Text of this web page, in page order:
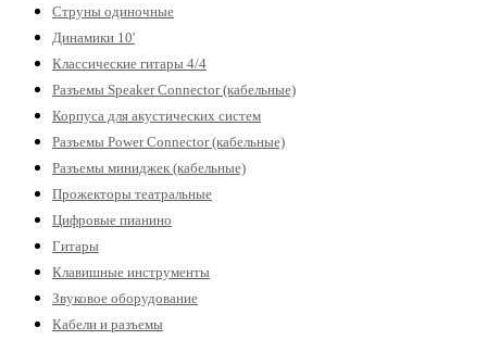
Струны одиночные
Динамики 10'
Классические гитары 4/4
Разъемы Speaker Connector (кабельные)
Корпуса для акустических систем
Разъемы Power Connector (кабельные)
Разъемы миниджек (кабельные)
Прожекторы театральные
Цифровые пианино
Гитары
Клавишные инструменты
Звуковое оборудование
Кабели и разъемы